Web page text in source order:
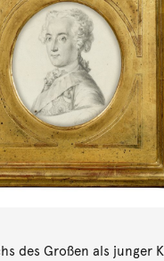
des Großen als junger